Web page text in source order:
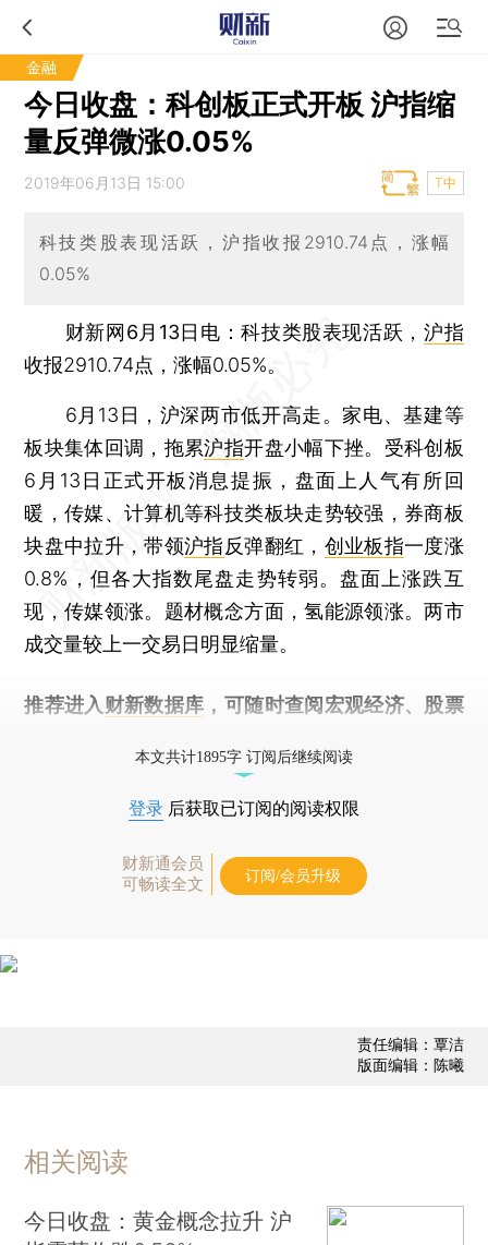
金融
今日收盘：科创板正式开板 沪指缩
量反弹微涨0.05%
2019年06月13日 15:00 T中
科技类股表现活跃，沪指收报2910.74点，涨幅
0.05%
财新网6月13日电 ：科技类股表现活跃， 沪指
收报2910.74点，涨幅0.05%。
6月13日，沪深两市低开高走。家电、基建等
板块集体回调，拖累沪指开盘小幅下挫。受科创板
6月13日正式开板消息提振，盘面上人气有所回
暖，传媒、计算机等科技类板块走势较强，券商板
块盘中拉升，带领沪指反弹翻红， 创业板指一度涨
0.8%，但各大指数尾盘走势转弱。盘面上涨跌互
现，传媒领涨。题材概念方面，氢能源领涨。两市
成交量较上一交易日明显缩量。
推荐进入 财新数据库 ，可随时查阅宏观经济、股票
本文共计1895字 订阅后继续阅读
登录 后获取已订阅的阅读权限
财新通会员
可畅读全文
订阅/会员升级
责任编辑：覃洁
版面编辑：陈曦
相关阅读
今日收盘：黄金概念拉升 沪